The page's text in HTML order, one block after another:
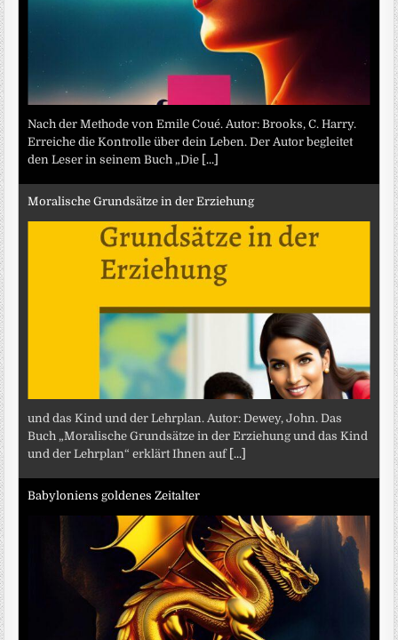
Nach der Methode von Emile Coué. Autor: Brooks, C. Harry.
Erreiche die Kontrolle über dein Leben. Der Autor begleitet
den Leser in seinem Buch „Die [...]
Moralische Grundsätze in der Erziehung
und das Kind und der Lehrplan. Autor: Dewey, John. Das
Buch „Moralische Grundsätze in der Erziehung und das Kind
und der Lehrplan“ erklärt Ihnen auf [...]
Babyloniens goldenes Zeitalter